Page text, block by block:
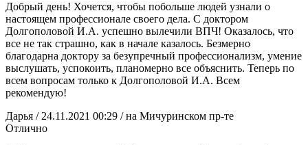
Добрый день! Хочется, чтобы побольше людей узнали о
настоящем профессионале своего дела. С доктором
Долгополовой И.А. успешно вылечили ВПЧ! Оказалось, что
все не так страшно, как в начале казалось. Безмерно
благодарна доктору за безупречный профессионализм, умение
выслушать, успокоить, планомерно все объяснить. Теперь по
всем вопросам только к Долгополовой И.А. Всем
рекомендую!
Дарья / 24.11.2021 00:29 / на Мичуринском пр-те
Отлично